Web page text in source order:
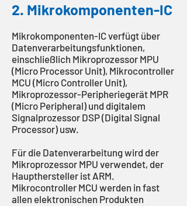
2. Mikrokomponenten-IC
Mikrokomponenten-IC verfügt über
Datenverarbeitungsfunktionen,
einschließlich Mikroprozessor MPU
(Micro Processor Unit), Mikrocontroller
MCU (Micro Controller Unit),
Mikroprozessor-Peripheriegerät MPR
(Micro Peripheral) und digitalem
Signalprozessor DSP (Digital Signal
Processor) usw.
Für die Datenverarbeitung wird der
Mikroprozessor MPU verwendet, der
Haupthersteller ist ARM.
Mikrocontroller MCU werden in fast
allen elektronischen Produkten